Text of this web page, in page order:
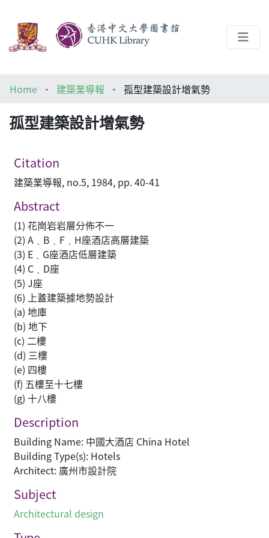
Architecture Library
Home 建築業導報 孤型建築設計增氣勢
孤型建築設計增氣勢
Citation
建築業導報, no.5, 1984, pp. 40-41
Abstract
(1) 花崗岩岩層分佈不一
(2) A﹑B﹑F﹑H座酒店高層建築
(3) E﹑G座酒店低層建築
(4) C﹑D座
(5) J座
(6) 上蓋建築據地勢設計
(a) 地庫
(b) 地下
(c) 二樓
(d) 三樓
(e) 四樓
(f) 五樓至十七樓
(g) 十八樓
Description
Building Name: 中國大酒店 China Hotel
Building Type(s): Hotels
Architect: 廣州市設計院
Subject
Architectural design